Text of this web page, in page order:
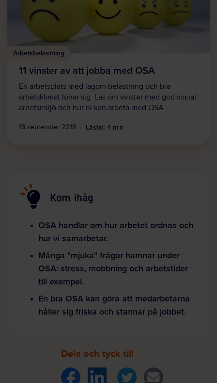
Arbetsbelastning
11 vinster av att jobba med OSA
En arbetsplats med lagom belastning och bra
arbetsklimat lönar sig. Läs om vinster med god social
arbetsmiljö och hur ni kan arbeta med OSA.
18 september 2018 Lästid: 4 min
Kom ihåg
OSA handlar om hur arbetet ordnas och
hur vi samarbetar.
Många "mjuka" frågor hamnar under
OSA: stress, mobbning och arbetstider
till exempel.
En bra OSA kan göra att medarbetarna
håller sig friska och stannar på jobbet.
Dela och tyck till